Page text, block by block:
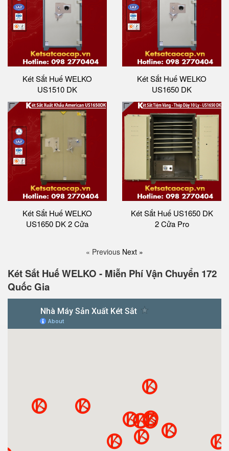
Két Sắt Huế WELKO
US1510 DK
Két Sắt Huế WELKO
US1650 DK
Két Sắt Huế WELKO
US1650 DK 2 Cửa
Két Sắt Huế US1650 DK
2 Cửa Pro
« Previous Next »
Két Sắt Huế WELKO - Miễn Phí Vận Chuyển 172
Quốc Gia